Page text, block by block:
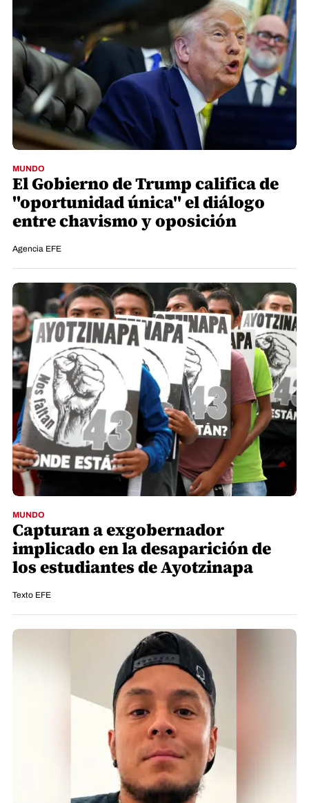
MUNDO
El Gobierno de Trump califica de
"oportunidad única" el diálogo
entre chavismo y oposición
Agencia EFE
MUNDO
Capturan a exgobernador
implicado en la desaparición de
los estudiantes de Ayotzinapa
Texto EFE